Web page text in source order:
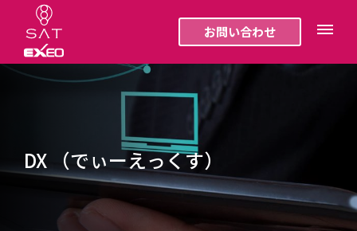
お問い合わせ
DX （でぃーえっくす）